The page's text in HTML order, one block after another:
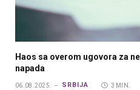
Haos sa overom ugovora za
napada
06.08.2025. SRBIJA 3 MIN.